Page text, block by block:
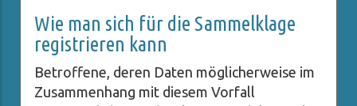
Wie man sich für die Sammelklage
registrieren kann
Betroffene, deren Daten möglicherweise im
Zusammenhang mit diesem Vorfall